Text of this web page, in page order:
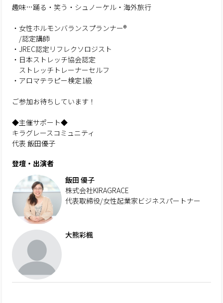
趣味…踊る・笑う・シュノーケル・海外旅行
・女性ホルモンバランスプランナー®︎
/認定講師
・JREC認定リフレクソロジスト
・日本ストレッチ協会認定
ストレッチトレーナーセルフ
・アロマテラピー検定1級
ご参加お待ちしています！
◆主催サポート◆
キラグレースコミュニティ
代表 飯田優子
登壇・出演者
飯田 優子
株式会社KIRAGRACE
代表取締役/女性起業家ビジネスパートナー
大熊彩楓